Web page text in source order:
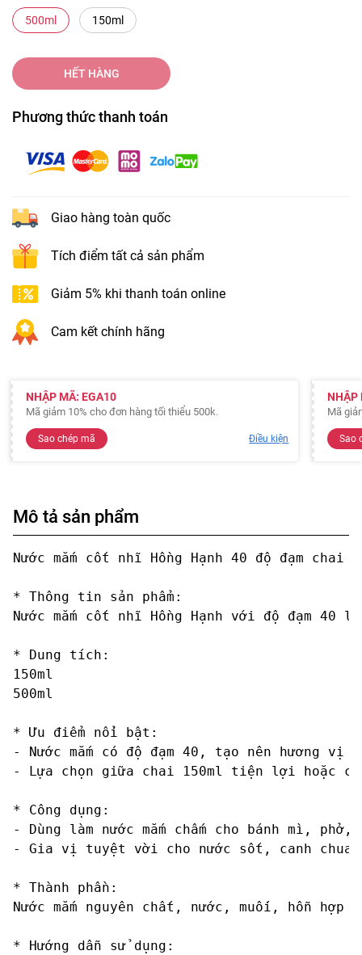
500ml 150ml
HẾT HÀNG
Phương thức thanh toán
Giao hàng toàn quốc
Tích điểm tất cả sản phẩm
Giảm 5% khi thanh toán online
Cam kết chính hãng
NHẬP MÃ: EGA10
Mã giảm 10% cho đơn hàng tối thiểu 500k.
Sao chép mã Điều kiện
NHẬP
Mã
Sao
Mô tả sản phẩm
Nước mắm cốt nhĩ Hồng Hạnh 40 độ đạm chai
* Thông tin sản phẩm:
Nước mắm cốt nhĩ Hồng Hạnh với độ đạm
* Dung tích:
150ml
500ml
* Ưu điểm nổi bật:
- Nước mắm có độ đạm 40, tạo nên hương vị
- Lựa chọn giữa chai 150ml tiện lợi hoặc
* Công dụng:
- Dùng làm nước mắm chấm cho bánh mì,
- Gia vị tuyệt vời cho nước sốt, canh chua,
* Thành phần:
Nước mắm nguyên chất, nước, muối, hỗn
* Hướng dẫn sử dụng: